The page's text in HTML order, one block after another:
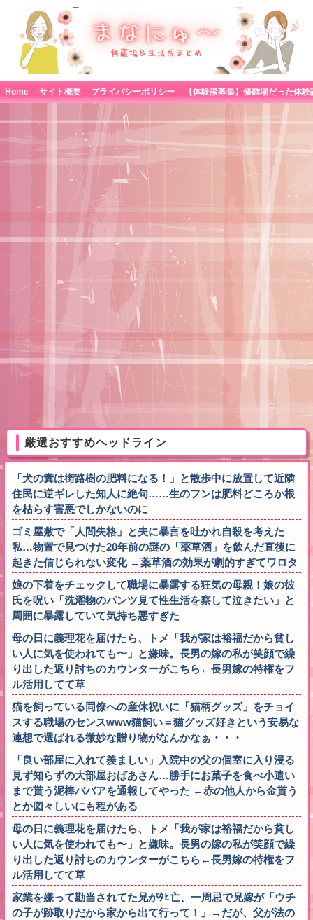
Home サイト概要 プライバシーポリシー
厳選おすすめヘッドライン
「犬の糞は街路樹の肥料になる！」と散歩中に放置して近隣
住民に逆ギレした知人に絶句……生のフンは肥料どころか根
を枯らす害悪でしかないのに
ゴミ屋敷で「人間失格」と夫に暴言を吐かれ自殺を考えた
私…物置で見つけた20年前の謎の「薬草酒」を飲んだ直後に
起きた信じられない変化 ←薬草酒の効果が劇的すぎてワロタ
娘の下着をチェックして職場に暴露する狂気の母親！娘の彼
氏を呪い「洗濯物のパンツ見て性生活を察して泣きたい」と
周囲に暴露していて気持ち悪すぎた
母の日に義理花を届けたら、トメ「我が家は裕福だから貧し
い人に気を使われても〜」と嫌味。長男の嫁の私が笑顔で繰
り出した返り討ちのカウンターがこちら←長男嫁の特権をフ
ル活用してて草
猫を飼っている同僚への産休祝いに「猫柄グッズ」をチョイ
スする職場のセンスwww猫飼い＝猫グッズ好きという安易な
連想で選ばれる微妙な贈り物がなんかなぁ・・・
「良い部屋に入れて羨ましい」入院中の父の個室に入り浸る
見ず知らずの大部屋おばあさん…勝手にお菓子を食べ小遣い
まで貰う泥棒ババアを通報してやった ←赤の他人から金貰う
とか図々しいにも程がある
母の日に義理花を届けたら、トメ「我が家は裕福だから貧し
い人に気を使われても〜」と嫌味。長男の嫁の私が笑顔で繰
り出した返り討ちのカウンターがこちら←長男嫁の特権をフ
ル活用してて草
家業を嫌って勘当されてた兄がﾀﾋ亡、一周忌で兄嫁が「ウチ
の子が跡取りだから家から出て行って！」→だが、父が法の